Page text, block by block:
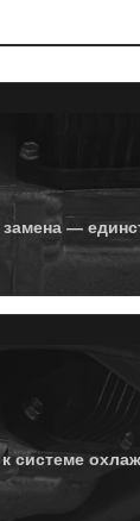
замена —
системе